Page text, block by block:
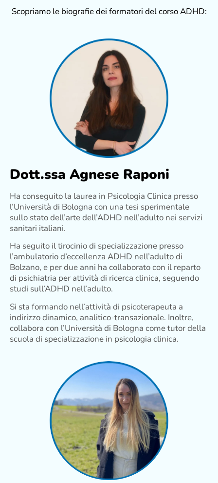
Scopriamo le biografie dei formatori del corso ADHD:
Dott.ssa Agnese Raponi
Ha conseguito la laurea in Psicologia Clinica presso
l’Università di Bologna con una tesi sperimentale
sullo stato dell’arte dell’ADHD nell’adulto nei servizi
sanitari italiani.
Ha seguito il tirocinio di specializzazione presso
l’ambulatorio d’eccellenza ADHD nell’adulto di
Bolzano, e per due anni ha collaborato con il reparto
di psichiatria per attività di ricerca clinica, seguendo
studi sull’ADHD nell’adulto.
Si sta formando nell’attività di psicoterapeuta a
indirizzo dinamico, analitico-transazionale. Inoltre,
collabora con l’Università di Bologna come tutor della
scuola di specializzazione in psicologia clinica.